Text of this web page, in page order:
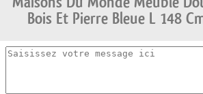
Bois Et Pierre Bleue L 148